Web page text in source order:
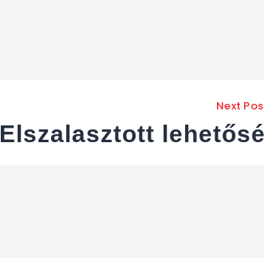
Next
Elszalasztott